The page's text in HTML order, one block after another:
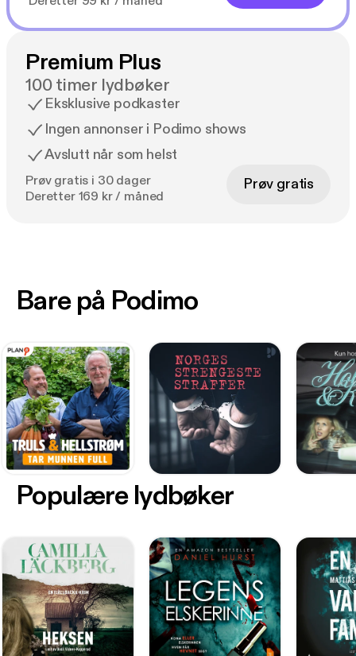
Premium Plus
100 timer lydbøker
Eksklusive podkaster
Ingen annonser i Podimo shows
Avslutt når som helst
Prøv gratis i 30 dager
Deretter 169 kr / måned
Prøv gratis
Bare på Podimo
Populære lydbøker